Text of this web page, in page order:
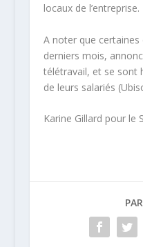
locaux de l’entreprise.
A noter que
derniers mois,
télétravail, et se sont
de leurs salariés
Karine Gillard pour le